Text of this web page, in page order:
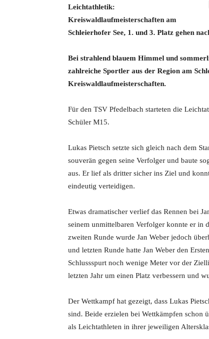
Leichtathletik:
Kreiswaldlaufmeisterschaften am
Schleierhofer See, 1. und 3. Platz gehen
Bei strahlend blauem Himmel und
zahlreiche Sportler aus der Region am
Kreiswaldlaufmeisterschaften.
Für den TSV Pfedelbach starteten die
Schüler M15.
Lukas Pietsch setzte sich gleich nach dem
souverän gegen seine Verfolger und baute
aus. Er lief als dritter sicher ins Ziel und
eindeutig verteidigen.
Etwas dramatischer verlief das Rennen bei
seinem unmittelbaren Verfolger konnte er in
zweiten Runde wurde Jan Weber jedoch
und letzten Runde hatte Jan Weber den
Schlussspurt noch wenige Meter vor der
letzten Jahr um einen Platz verbessern und
Der Wettkampf hat gezeigt, dass Lukas
sind. Beide erzielen bei Wettkämpfen schon
als Leichtathleten in ihrer jeweiligen